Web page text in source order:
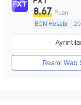
8.67 Puan
ECN Hesabı
Pazar Yapıcılık
MT4 Tam Lisans
Resmi Web